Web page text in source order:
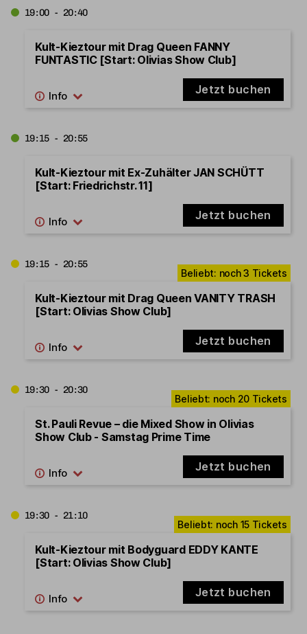
19:00 - 20:40
Kult-Kieztour mit Drag Queen FANNY
FUNTASTIC [Start: Olivias Show Club]
Jetzt buchen
19:15 - 20:55
Kult-Kieztour mit Ex-Zuhälter JAN SCHÜTT
[Start: Friedrichstr. 11]
Jetzt buchen
19:15 - 20:55
Kult-Kieztour mit Drag Queen VANITY TRASH
[Start: Olivias Show Club]
Jetzt buchen
19:30 - 20:30
St. Pauli Revue – die Mixed Show in Olivias
Show Club - Samstag Prime Time
Jetzt buchen
19:30 - 21:10
Kult-Kieztour mit Bodyguard EDDY KANTE
[Start: Olivias Show Club]
Jetzt buchen